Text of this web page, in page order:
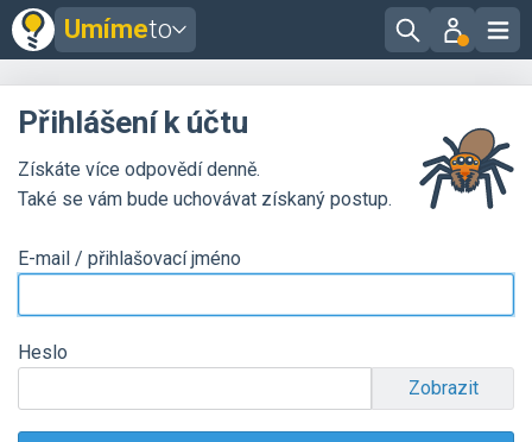
Umímeto
Přihlášení k účtu
Získáte více odpovědí denně.
Také se vám bude uchovávat získaný postup.
E-mail / přihlašovací jméno
Heslo
Zobrazit